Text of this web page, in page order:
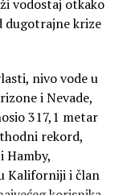
vodostaj otkako
dugotrajne krize
nivo vode u
i Nevade,
317,1 metar
rekord,
Hamby,
Kaliforniji i član